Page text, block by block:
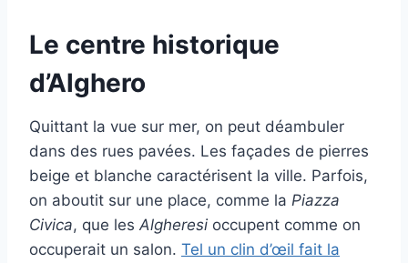
Le centre historique
d’Alghero
Quittant la vue sur mer, on peut déambuler
dans des rues pavées. Les façades de pierres
beige et blanche caractérisent la ville. Parfois,
on aboutit sur une place, comme la Piazza
Civica, que les Algheresi occupent comme on
occuperait un salon. Tel un clin d’œil fait la